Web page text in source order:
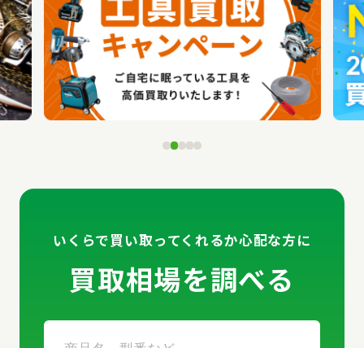
いくらで買い取ってくれるか心配な方に
買取相場を調べる